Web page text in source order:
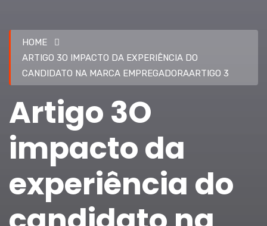
HOME
ARTIGO 3O IMPACTO DA EXPERIÊNCIA DO
CANDIDATO NA MARCA EMPREGADORAARTIGO 3
Artigo 3O
impacto da
experiência do